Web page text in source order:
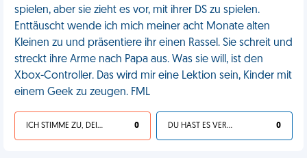
spielen, aber sie zieht es vor, mit ihrer DS zu spielen.
Enttäuscht wende ich mich meiner acht Monate alten
Kleinen zu und präsentiere ihr einen Rassel. Sie schreit und
streckt ihre Arme nach Papa aus. Was sie will, ist den
Xbox-Controller. Das wird mir eine Lektion sein, Kinder mit
einem Geek zu zeugen. FML
ICH STIMME ZU, DEIN LEBEN IST SCHEISSE 0 DU HAST ES VERDIENT 0